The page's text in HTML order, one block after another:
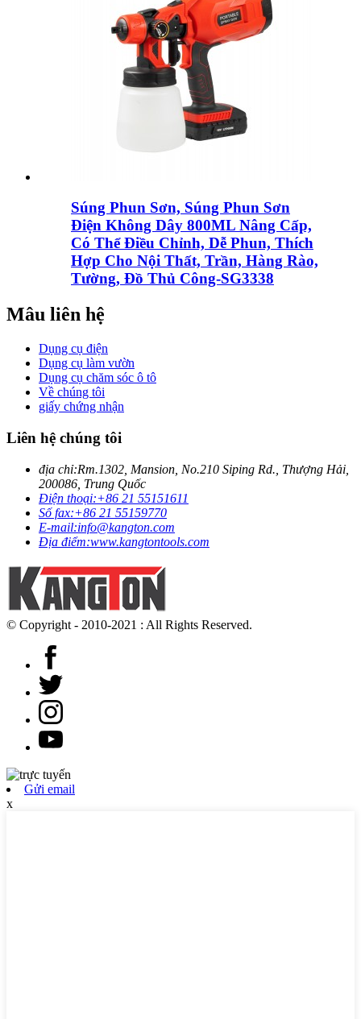
Súng Phun Sơn, Súng Phun Sơn
Điện Không Dây 800ML Nâng Cấp,
Có Thể Điều Chỉnh, Dễ Phun, Thích
Hợp Cho Nội Thất, Trần, Hàng Rào,
Tường, Đồ Thủ Công-SG3338
Mâu liên hệ
Dụng cụ điện
Dụng cụ làm vườn
Dụng cụ chăm sóc ô tô
Về chúng tôi
giấy chứng nhận
Liên hệ chúng tôi
địa chỉ:Rm.1302, Mansion, No.210 Siping Rd., Thượng Hải,
200086, Trung Quốc
Điện thoại:+86 21 55151611
Số fax:+86 21 55159770
E-mail:info@kangton.com
Địa điểm:www.kangtontools.com
© Copyright - 2010-2021 : All Rights Reserved.
Gửi email
x